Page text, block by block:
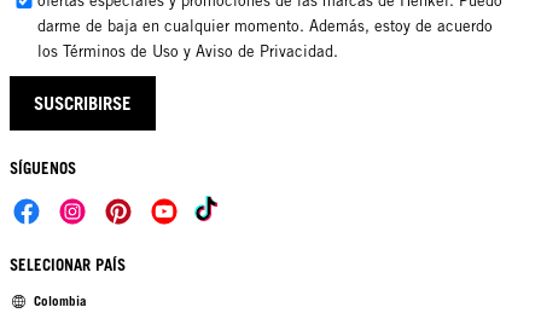
darme de baja en cualquier momento. Además, estoy de acuerdo
los Términos de Uso y Aviso de Privacidad.
SUSCRIBIRSE
SÍGUENOS
SELECIONAR PAÍS
Colombia